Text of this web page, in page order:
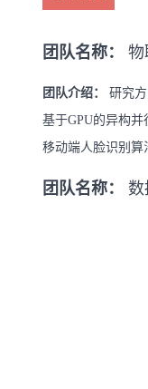
团队名称： 物
团队介绍：
研究
基于GPU的异构
移动端人脸识别算
团队名称：